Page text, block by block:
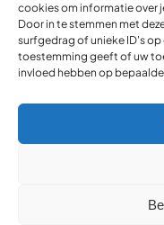
cookies om informatie over
Door in te stemmen met
surfgedrag of unieke ID's op
toestemming geeft of uw
invloed hebben op
Ons team
Blik in de
Webshop